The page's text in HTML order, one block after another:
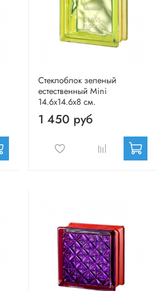
Стеклоблок зеленый
естественный Mini
14.6x14.6x8 см.
1 450 руб